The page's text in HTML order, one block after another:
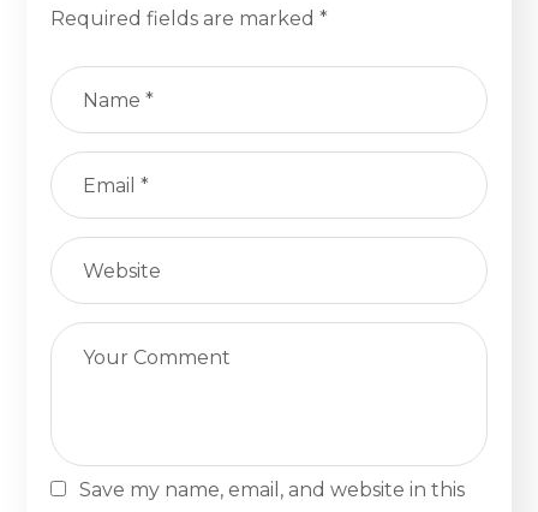
Required fields are marked*
Save my name, email, and website in this